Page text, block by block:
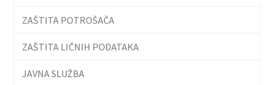
ZAŠTITA POTROŠAČA
ZAŠTITA LIČNIH PODATAKA
JAVNA SLUŽBA